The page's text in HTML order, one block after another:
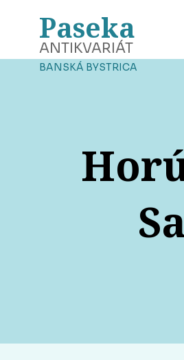
Paseka
ANTIKVARIÁT
BANSKÁ BYSTRICA